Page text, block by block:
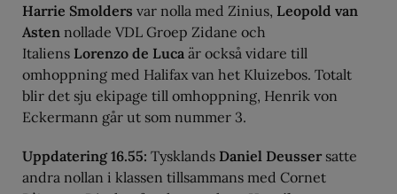
Harrie Smolders var nolla med Zinius, Leopold van
Asten nollade VDL Groep Zidane och
Italiens Lorenzo de Luca är också vidare till
omhoppning med Halifax van het Kluizebos. Totalt
blir det sju ekipage till omhoppning, Henrik von
Eckermann går ut som nummer 3.
Uppdatering 16.55: Tysklands Daniel Deusser satte
andra nollan i klassen tillsammans med Cornet